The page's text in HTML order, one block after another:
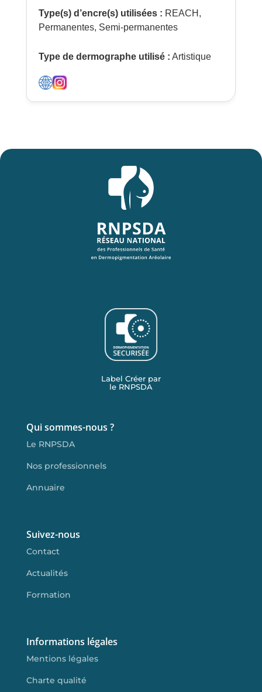
Type(s) d’encre(s) utilisées : REACH,
Permanentes, Semi-permanentes
Type de dermographe utilisé : Artistique
Label Créer par
le RNPSDA
Qui sommes-nous ?
Le RNPSDA
Nos professionnels
Annuaire
Suivez-nous
Contact
Actualités
Formation
Informations légales
Mentions légales
Charte qualité